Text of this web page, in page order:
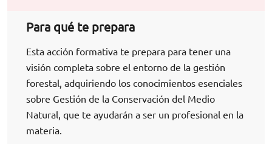
Para qué te prepara
Esta acción formativa te prepara para tener una
visión completa sobre el entorno de la gestión
forestal, adquiriendo los conocimientos esenciales
sobre Gestión de la Conservación del Medio
Natural, que te ayudarán a ser un profesional en la
materia.